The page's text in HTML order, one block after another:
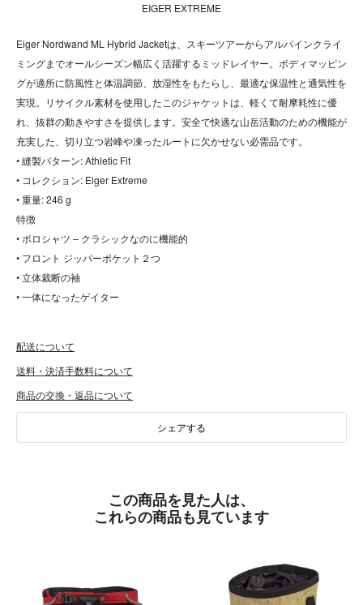
EIGER EXTREME
Eiger Nordwand ML Hybrid Jacketは、スキーツアーからアルパインクライ
ミングまでオールシーズン幅広く活躍するミッドレイヤー。ボディマッピン
グが適所に防風性と体温調節、放湿性をもたらし、最適な保温性と通気性を
実現。リサイクル素材を使用したこのジャケットは、軽くて耐摩耗性に優
れ、抜群の動きやすさを提供します。安全で快適な山岳活動のための機能が
充実した、切り立つ岩峰や凍ったルートに欠かせない必需品です。
• 縫製パターン: Athletic Fit
• コレクション: Eiger Extreme
• 重量: 246 g
特徴
• ポロシャツ – クラシックなのに機能的
• フロント ジッパーポケット２つ
• 立体裁断の袖
• 一体になったゲイター
配送について
送料・決済手数料について
商品の交換・返品について
シェアする
この商品を見た人は、
これらの商品も見ています